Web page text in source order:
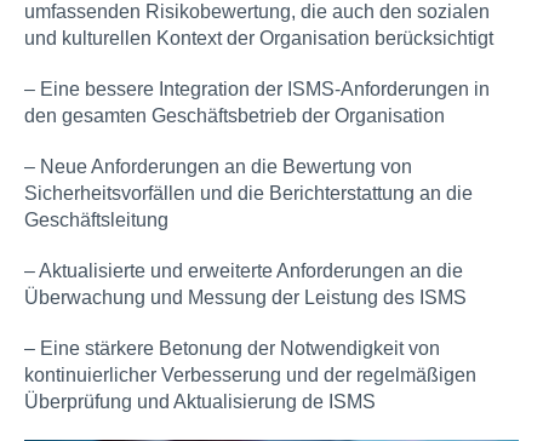
umfassenden Risikobewertung, die auch den sozialen
und kulturellen Kontext der Organisation berücksichtigt
– Eine bessere Integration der ISMS-Anforderungen in
den gesamten Geschäftsbetrieb der Organisation
– Neue Anforderungen an die Bewertung von
Sicherheitsvorfällen und die Berichterstattung an die
Geschäftsleitung
– Aktualisierte und erweiterte Anforderungen an die
Überwachung und Messung der Leistung des ISMS
– Eine stärkere Betonung der Notwendigkeit von
kontinuierlicher Verbesserung und der regelmäßigen
Überprüfung und Aktualisierung de ISMS